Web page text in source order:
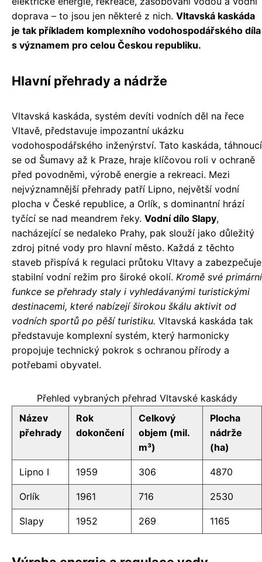
doprava – to jsou jen některé z nich. Vltavská kaskáda
je tak příkladem komplexního vodohospodářského díla
s významem pro celou Českou republiku.
Hlavní přehrady a nádrže
Vltavská kaskáda, systém devíti vodních děl na řece
Vltavě, představuje impozantní ukázku
vodohospodářského inženýrství. Tato kaskáda, táhnoucí
se od Šumavy až k Praze, hraje klíčovou roli v ochraně
před povodněmi, výrobě energie a rekreaci. Mezi
nejvýznamnější přehrady patří Lipno, největší vodní
plocha v České republice, a Orlík, s dominantní hrází
tyčící se nad meandrem řeky. Vodní dílo Slapy,
nacházející se nedaleko Prahy, pak slouží jako důležitý
zdroj pitné vody pro hlavní město. Každá z těchto
staveb přispívá k regulaci průtoku Vltavy a zabezpečuje
stabilní vodní režim pro široké okolí. Kromě své primární
funkce se přehrady staly i vyhledávanými turistickými
destinacemi, které nabízejí širokou škálu aktivit od
vodních sportů po pěší turistiku. Vltavská kaskáda tak
představuje komplexní systém, který harmonicky
propojuje technický pokrok s ochranou přírody a
potřebami obyvatel.
Přehled vybraných přehrad Vltavské kaskády
Název
přehrady
Rok
dokončení
Celkový
objem (mil.
m³)
Plocha
nádrže
(ha)
Lipno I 1959 306 4870
Orlík 1961 716 2530
Slapy 1952 269 1165